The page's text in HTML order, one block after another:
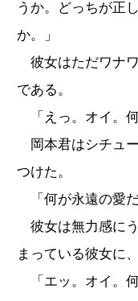
うか。どっちが正
か。」
彼女はただワナ
である。
「えっ。オイ。何
岡本君はシチュ
つけた。
「何が永遠の愛だ
彼女は無力感に
まっている彼女に、
「エッ。オイ。